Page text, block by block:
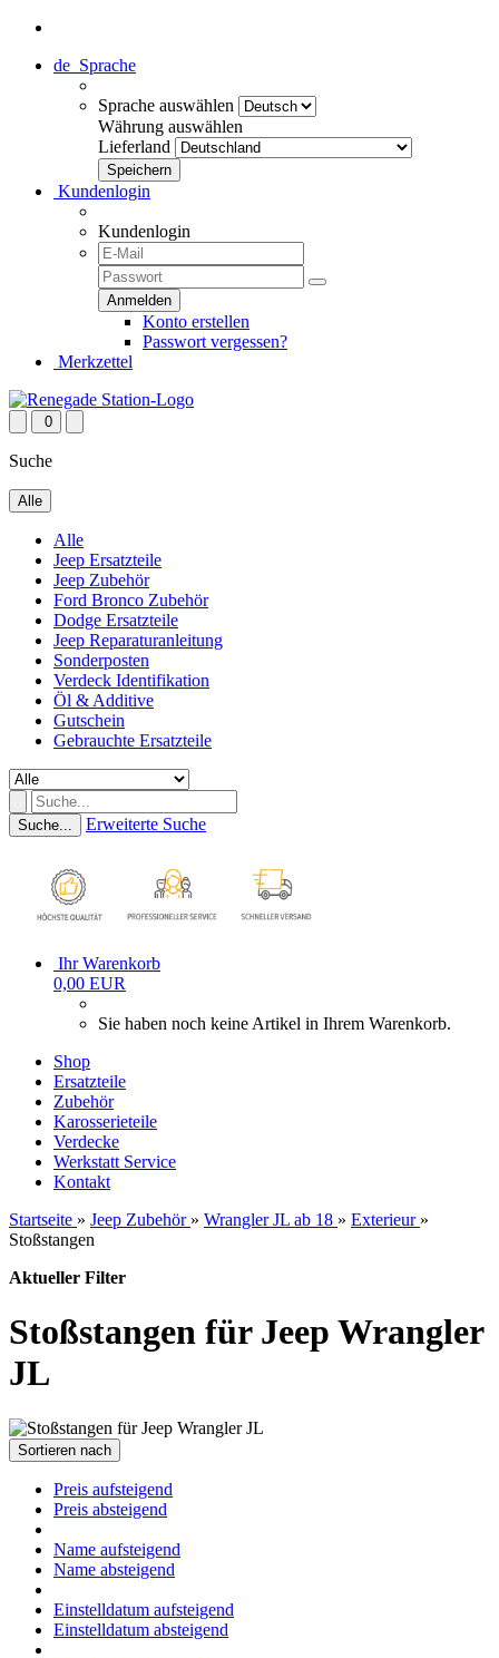
de Sprache
Sprache auswählen
Währung auswählen
Lieferland
Kundenlogin
Kundenlogin
Konto erstellen
Passwort vergessen?
Merkzettel
0
Suche
Alle
Alle
Jeep Ersatzteile
Jeep Zubehör
Ford Bronco Zubehör
Dodge Ersatzteile
Jeep Reparaturanleitung
Sonderposten
Verdeck Identifikation
Öl & Additive
Gutschein
Gebrauchte Ersatzteile
Suche... Erweiterte Suche
Ihr Warenkorb
0,00 EUR
Sie haben noch keine Artikel in Ihrem Warenkorb.
Shop
Ersatzteile
Zubehör
Karosserieteile
Verdecke
Werkstatt Service
Kontakt
Startseite » Jeep Zubehör » Wrangler JL ab 18 » Exterieur »
Stoßstangen
Aktueller Filter
Stoßstangen für Jeep Wrangler
JL
Sortieren nach
Preis aufsteigend
Preis absteigend
Name aufsteigend
Name absteigend
Einstelldatum aufsteigend
Einstelldatum absteigend